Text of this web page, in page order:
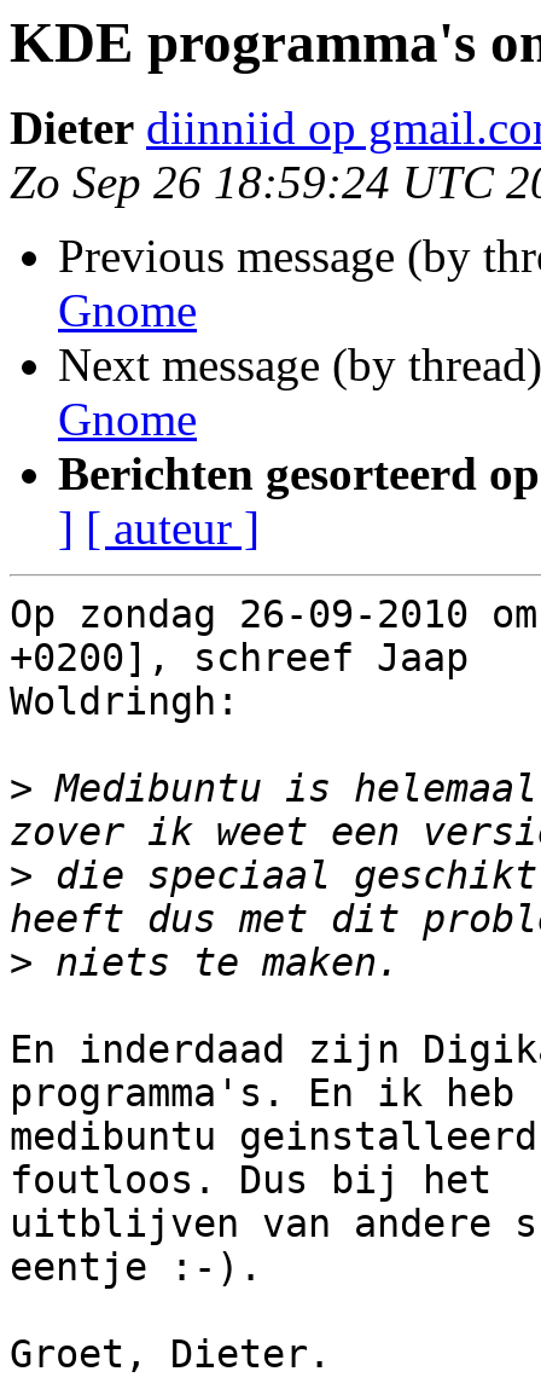
KDE programma's
Dieter diinniid op
Zo Sep 26 18:59:24 UTC
Previous message (by
Gnome
Next message (by
Gnome
Berichten gesorteerd
] [ auteur ]
Op zondag 26-09-2010
+0200], schreef Jaap
Woldringh:
> Medibuntu is
> die speciaal
>
En inderdaad zijn
programma's. En ik heb
medibuntu
foutloos. Dus bij het
uitblijven van andere
eentje :-).
Groet, Dieter.